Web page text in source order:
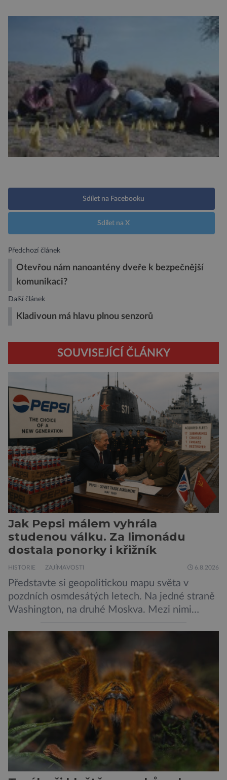
Sdílet na Facebooku
Sdílet na X
Předchozí článek
Otevřou nám nanoantény dveře k bezpečnější
komunikaci?
Další článek
Kladivoun má hlavu plnou senzorů
SOUVISEJÍCÍ ČLÁNKY
Jak Pepsi málem vyhrála
studenou válku. Za limonádu
dostala ponorky i křižník
HISTORIE ZAJÍMAVOSTI 6.8.2026
Představte si geopolitickou mapu světa v
pozdních osmdesátých letech. Na jedné straně
Washington, na druhé Moskva. Mezi nimi
padesátkrát dokola, železná opona a miliony
vojáků v permanentní pohotovosti. A pak je tu
Donald Kendall, generální ředitel společnosti
PepsiCo, který se v květnu roku 1989 stává
admirálem flotily, jež čítá sedmnáct […]